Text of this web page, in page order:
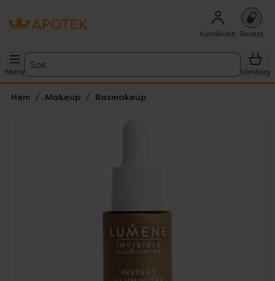
Kundklubb Recept
Meny
Sök
Varukorg
Hem Makeup Basmakeup